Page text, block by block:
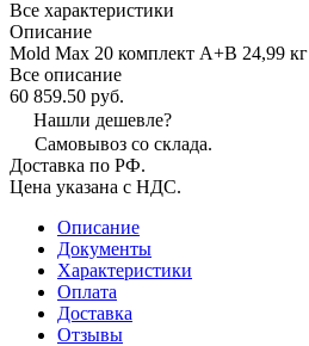
Все характеристики
Описание
Mold Max 20 комплект А+B 24,99 кг
Все описание
60 859.50 руб.
Нашли дешевле?
Самовывоз со склада.
Доставка по РФ.
Цена указана с НДС.
Описание
Документы
Характеристики
Оплата
Доставка
Отзывы